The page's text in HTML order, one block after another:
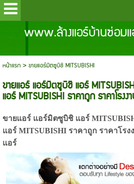
www.ล้างแอร์บ้านซ่อมแ
หน้าแรก>ขายแอร์มิตซูบิชิ MITSUBISHI
ขายแอร์ แอร์มิตซูบิชิ แอร์
แอร์ MITSUBISHI ราคาถูก ราคาโรงง
ขายแอร์ แอร์มิตซูบิชิ แอร์
แอร์ MITSUBISHI ราคาถูก ราคาโร
แอร์